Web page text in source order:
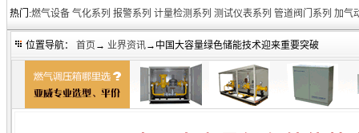
热门:燃气设备 气化系列 报警系列 计量检测系列 测试仪表系列 管道阀门系列 加气
位置导航： 首页 → 业界资讯→中国大容量绿色储能技术迎来重要突破